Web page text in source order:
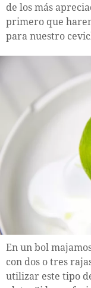
de los más
primero que
para nuestro
En un bol
con dos o tres
utilizar este tipo